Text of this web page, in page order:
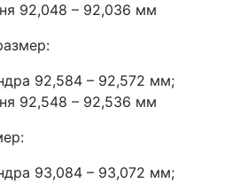
92,048 – 92,036 мм
92,584 – 92,572 мм;
92,548 – 92,536 мм
93,084 – 93,072 мм;